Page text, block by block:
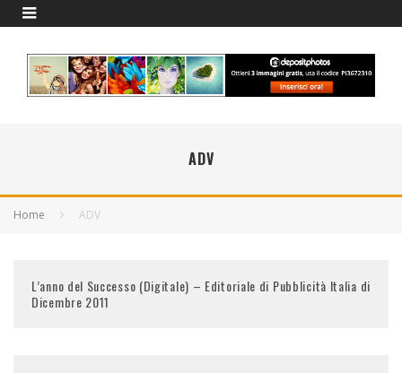
ADV
Home ADV
L’anno del Successo (Digitale) – Editoriale di Pubblicità Italia di
Dicembre 2011